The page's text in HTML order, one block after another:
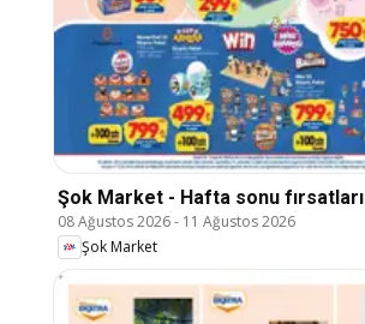
Şok Market - Hafta sonu fırsatları
08 Ağustos 2026- 11 Ağustos 2026
Şok Market